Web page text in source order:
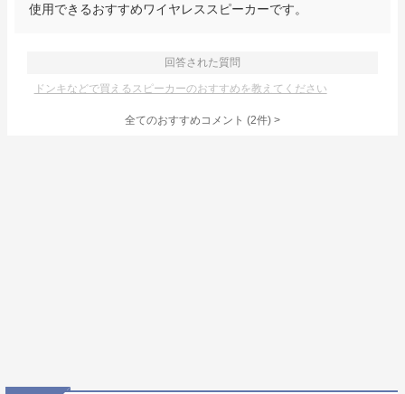
使用できるおすすめワイヤレススピーカーです。
回答された質問
ドンキなどで買えるスピーカーのおすすめを教えてください
全てのおすすめコメント (2件) >